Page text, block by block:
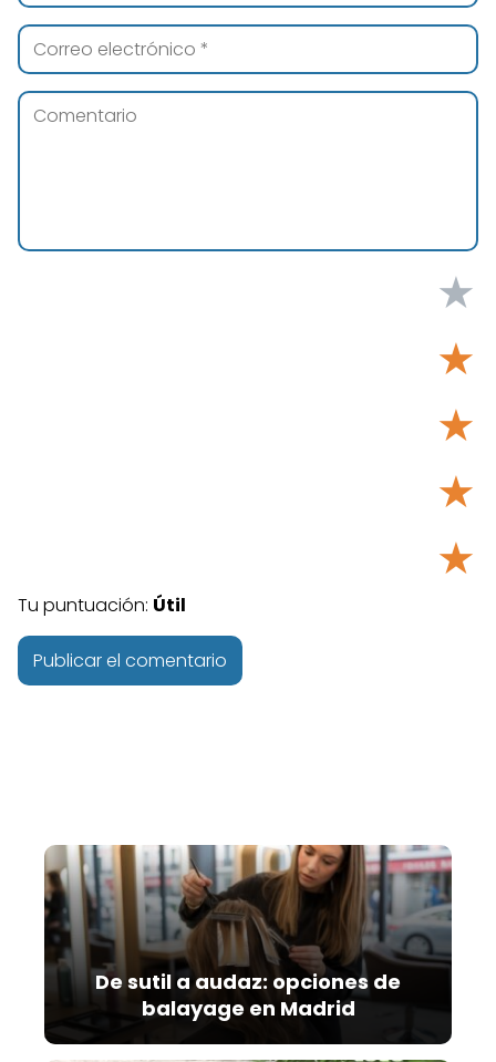
★
★
★
★
★
Tu puntuación: Útil
De sutil a audaz: opciones de
balayage en Madrid